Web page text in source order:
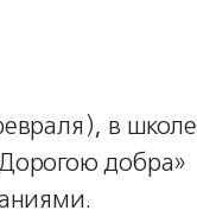
в школе
добра»